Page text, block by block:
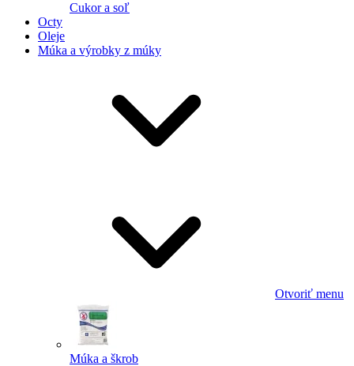
Cukor a soľ
Octy
Oleje
Múka a výrobky z múky
Otvoriť menu
Múka a škrob
Powered by chaterimo